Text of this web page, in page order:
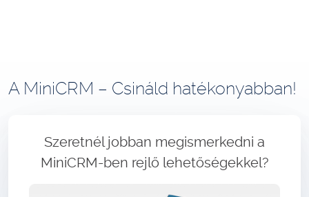
A MiniCRM – Csináld hatékonyabban!
Szeretnél jobban megismerkedni a
MiniCRM-ben rejlő lehetőségekkel?